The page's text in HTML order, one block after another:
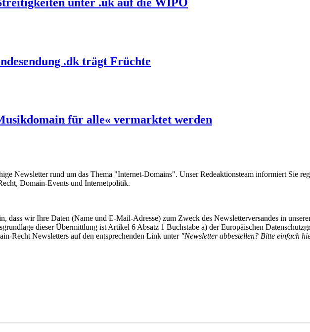
.dk trägt Früchte
für alle« vermarktet werden
Newsletter rund um das Thema "Internet-Domains". Unser Redeaktionsteam informiert Sie
Domain-Events und Internetpolitik.
dass wir Ihre Daten (Name und E-Mail-Adresse) zum Zweck des Newsletterversandes in
dieser Übermittlung ist Artikel 6 Absatz 1 Buchstabe a) der Europäischen
Recht Newsletters auf den entsprechenden Link unter "Newsletter abbestellen? Bitte einfach